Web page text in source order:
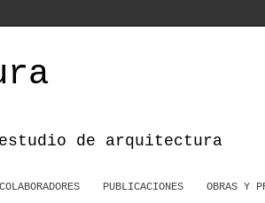
de arquitectura
COLABORADORES PUBLICACIONES OBRAS Y